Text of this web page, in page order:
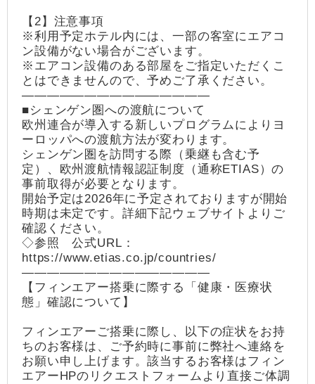
【2】注意事項
※利用予定ホテル内には、一部の客室にエアコ
ン設備がない場合がございます。
※エアコン設備のある部屋をご指定いただくこ
とはできませんので、予めご了承ください。
―――――――――――――――
■シェンゲン圏への渡航について
欧州連合が導入する新しいプログラムによりヨ
ーロッパへの渡航方法が変わります。
シェンゲン圏を訪問する際（乗継も含む予
定）、欧州渡航情報認証制度（通称ETIAS）の
事前取得が必要となります。
開始予定は2026年に予定されておりますが開始
時期は未定です。詳細下記ウェブサイトよりご
確認ください。
◇参照 公式URL：
https://www.etias.co.jp/countries/
―――――――――――――――
【フィンエアー搭乗に際する「健康・医療状
態」確認について】
フィンエアーご搭乗に際し、以下の症状をお持
ちのお客様は、ご予約時に事前に弊社へ連絡を
お願い申し上げます。該当するお客様はフィン
エアーHPのリクエストフォームより直接ご体調